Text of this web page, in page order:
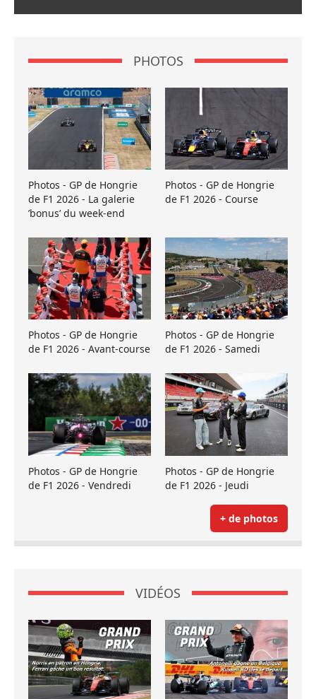
PHOTOS
Photos - GP de Hongrie
de F1 2026 - La galerie
’bonus’ du week-end
Photos - GP de Hongrie
de F1 2026 - Course
Photos - GP de Hongrie
de F1 2026 - Avant-course
Photos - GP de Hongrie
de F1 2026 - Samedi
Photos - GP de Hongrie
de F1 2026 - Vendredi
Photos - GP de Hongrie
de F1 2026 - Jeudi
+ de photos
VIDÉOS